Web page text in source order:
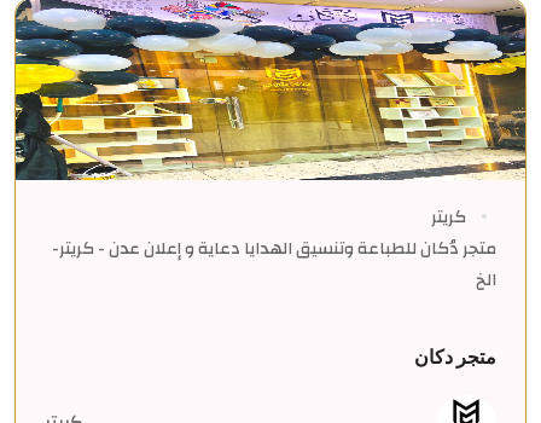
كريتر
متجر دُكان للطباعة وتنسيق الهدايا دعاية و إعلان عدن - كريتر-
الخ
متجر دكان